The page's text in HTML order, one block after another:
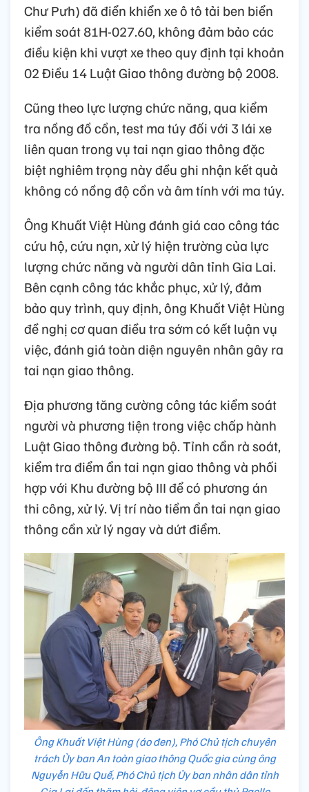
Chư Pưh) đã điển khiển xe ô tô tải ben biển
kiểm soát 81H-027.60, không đảm bảo các
điều kiện khi vượt xe theo quy định tại khoản
02 Điều 14 Luật Giao thông đường bộ 2008.
Cũng theo lực lượng chức năng, qua kiểm
tra nồng đồ cồn, test ma túy đối với 3 lái xe
liên quan trong vụ tai nạn giao thông đặc
biệt nghiêm trọng này đều ghi nhận kết quả
không có nồng độ cồn và âm tính với ma túy.
Ông Khuất Việt Hùng đánh giá cao công tác
cứu hộ, cứu nạn, xử lý hiện trường của lực
lượng chức năng và người dân tỉnh Gia Lai.
Bên cạnh công tác khắc phục, xử lý, đảm
bảo quy trình, quy định, ông Khuất Việt Hùng
đề nghị cơ quan điều tra sớm có kết luận vụ
việc, đánh giá toàn diện nguyên nhân gây ra
tai nạn giao thông.
Địa phương tăng cường công tác kiểm soát
người và phương tiện trong việc chấp hành
Luật Giao thông đường bộ. Tỉnh cần rà soát,
kiểm tra điểm ẩn tai nạn giao thông và phối
hợp với Khu đường bộ III để có phương án
thi công, xử lý. Vị trí nào tiềm ẩn tai nạn giao
thông cần xử lý ngay và dứt điểm.
Ông Khuất Việt Hùng (áo đen), Phó Chủ tịch chuyên
trách Ủy ban An toàn giao thông Quốc gia cùng ông
Nguyễn Hữu Quế, Phó Chủ tịch Ủy ban nhân dân tỉnh